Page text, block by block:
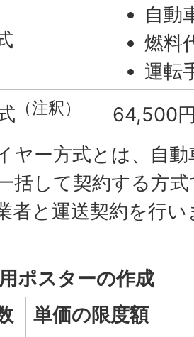
自動
燃料
運転
（注釈）
64,500
ヤー方式とは、自
括して契約する方
者と運送契約を行い
ポスターの作成
単価の限度額